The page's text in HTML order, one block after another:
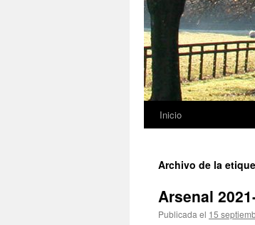
Saltar
contenido
Inicio
Archivo de la
Arsenal
Publicada el 15